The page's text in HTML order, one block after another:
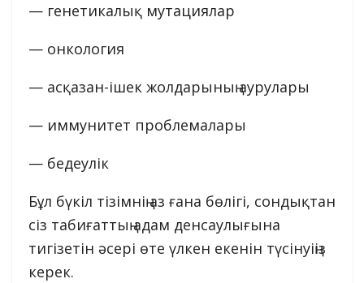
— генетикалық мутациялар
— онкология
— асқазан-ішек жолдарының аурулары
— иммунитет проблемалары
— бедеулік
Бұл бүкіл тізімнің аз ғана бөлігі, сондықтан
сіз табиғаттың адам денсаулығына
тигізетін әсері өте үлкен екенін түсінуіңіз
керек.